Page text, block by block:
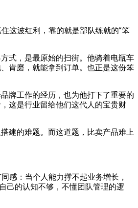
这波红利，靠的就是部队练就的“笨
式，是最原始的扫街。他骑着电瓶车
肯磨，就能拿到订单。也正是这份笨
牌工作的经历，也为他打下了重要的
这是行业留给他们这代人的宝贵财
建的难题。而这道题，比卖产品难上
感：当个人能力撑不起业务增长，
己的认知不够，不懂团队管理的逻